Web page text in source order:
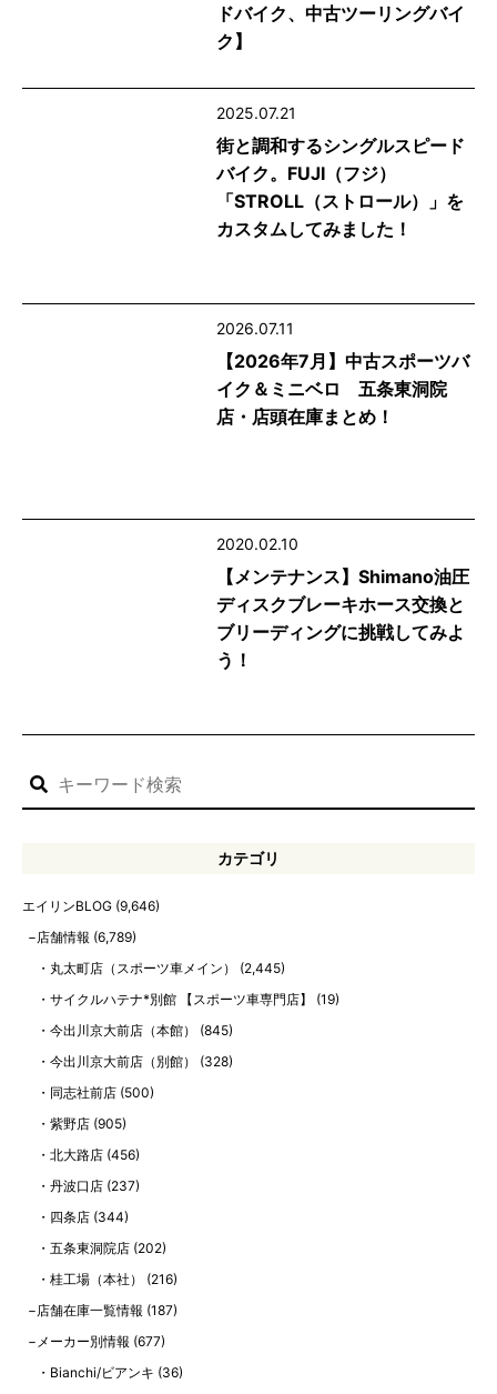
ドバイク、中古ツーリングバイ
ク】
2025.07.21
街と調和するシングルスピード
バイク。FUJI（フジ）
「STROLL（ストロール）」を
カスタムしてみました！
2026.07.11
【2026年7月】中古スポーツバ
イク＆ミニベロ 五条東洞院
店・店頭在庫まとめ！
2020.02.10
【メンテナンス】Shimano油圧
ディスクブレーキホース交換と
ブリーディングに挑戦してみよ
う！
カテゴリ
エイリンBLOG (9,646)
店舗情報 (6,789)
丸太町店（スポーツ車メイン）
(2,445)
サイクルハテナ*別館 【スポーツ車専門店】
(19)
今出川京大前店（本館）
(845)
今出川京大前店（別館）
(328)
同志社前店 (500)
紫野店 (905)
北大路店 (456)
丹波口店 (237)
四条店 (344)
五条東洞院店 (202)
桂工場（本社）
(216)
店舗在庫一覧情報 (187)
メーカー別情報 (677)
Bianchi/ビアンキ (36)